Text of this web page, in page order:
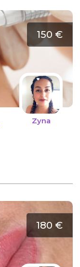
150 €
Zyna
180 €